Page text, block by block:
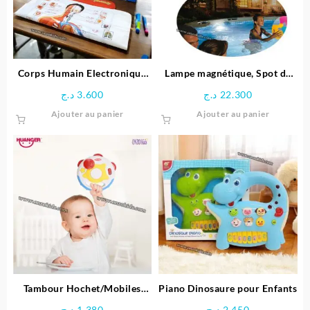
être
choisies
sur
page
Corps Humain Electronique
3.600 د.ج
Ajouter au panier
Lampe magnétique, Spot de
22.300 د.ج
Ajouter au panier
Tambour Hochet/Mobiles
Piano Dinosaure pour Enfants